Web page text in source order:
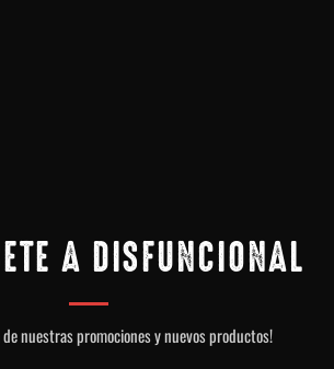
A DISFUNCIONAL
nuestras promociones y nuevos productos!